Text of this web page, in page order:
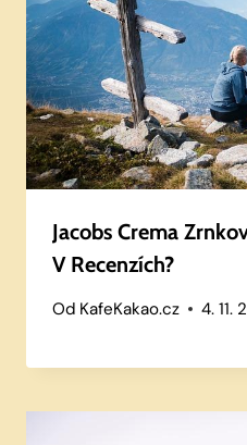
Jacobs Crema
V Recenzích?
Od KafeKakao.cz 4. 11.